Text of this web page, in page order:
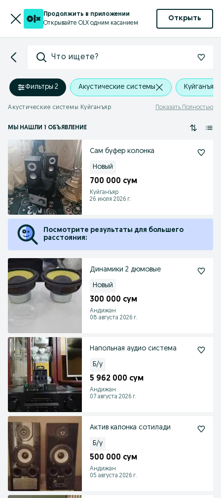
Продолжить в приложении
Открывайте OLX одним касанием
Открыть
Что ищете?
Фильтры·2 Акустические системы Куйганъяр
Акустические системы Куйганъяр Показать Полностью
МЫ НАШЛИ 1 ОБЪЯВЛЕНИЕ
Сам буфер колонка
Новый
700 000 сум
Куйганъяр
26 июля 2026 г.
Посмотрите результаты для большего
расстояния:
Динамики 2 дюмовые
Новый
300 000 сум
Андижан
08 августа 2026 г.
Напольная аудио система
Б/у
5 962 000 сум
Андижан
07 августа 2026 г.
Актив калонка сотилади
Б/у
500 000 сум
Андижан
05 августа 2026 г.